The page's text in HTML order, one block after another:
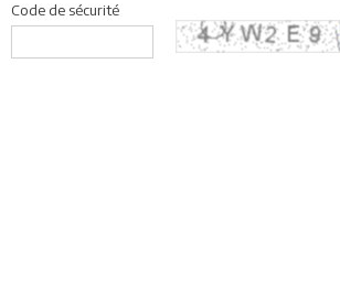
Code de sécurité